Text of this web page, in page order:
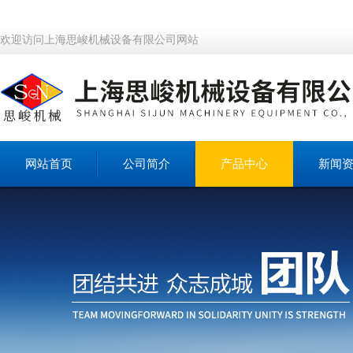
欢迎访问上海思峻机械设备有限公司网站
网站首页 公司简介 产品中心 新闻